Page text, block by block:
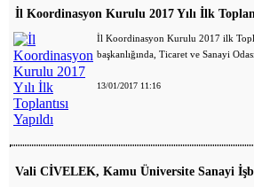
İl Koordinasyon Kurulu 2017 Yılı İlk
İl Koordinasyon Kurulu 2017 ilk
başkanlığında, Ticaret ve Sanayi
13/01/2017 11:16
Vali CİVELEK, Kamu Üniversite Sanayi